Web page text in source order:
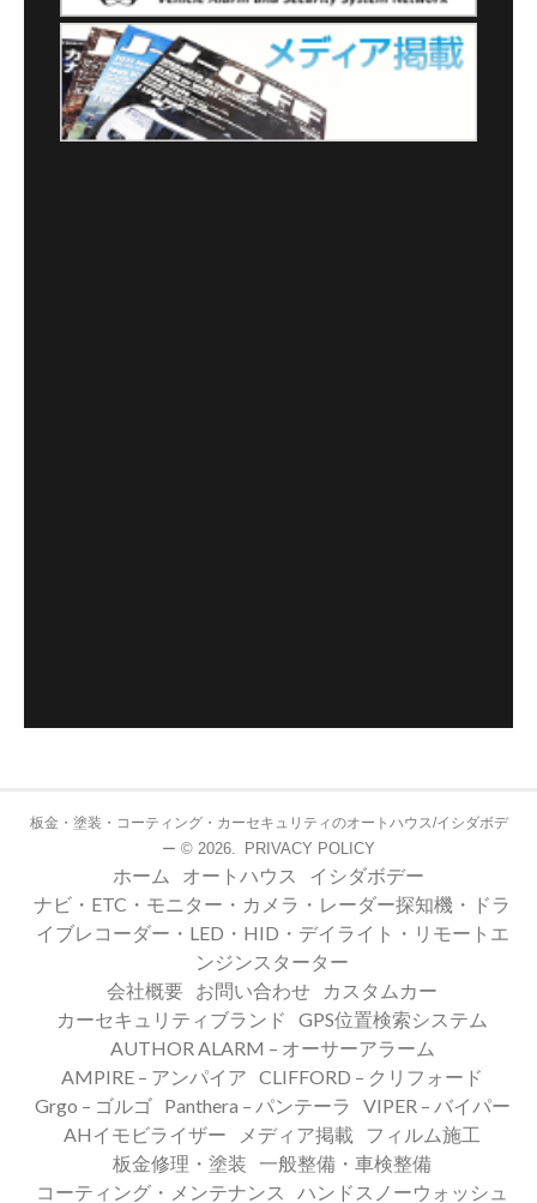
板金・塗装・コーティング・カーセキュリティのオートハウス/イシダボデ
ー © 2026. PRIVACY POLICY
ホーム オートハウス
イシダボデー
ナビ・ETC・モニター・カメラ・レーダー探知機・ドラ
イブレコーダー・LED・HID・デイライト・リモートエ
ンジンスターター
会社概要 お問い合わせ
カスタムカー
カーセキュリティブランド
GPS位置検索システム
AUTHOR ALARM – オーサーアラーム
AMPIRE – アンパイア CLIFFORD – クリフォード
Grgo – ゴルゴ
Panthera – パンテーラ
VIPER – バイパー
AHイモビライザー
メディア掲載
フィルム施工
板金修理・塗装 一般整備・車検整備
コーティング・メンテナンス
ハンドスノーウォッシュ